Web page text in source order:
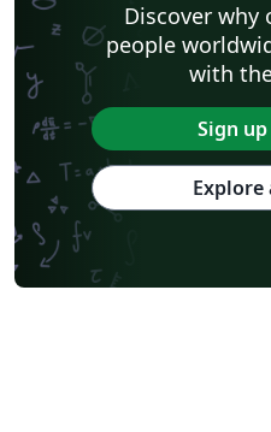
Discover why
people
with
Sign
Explore